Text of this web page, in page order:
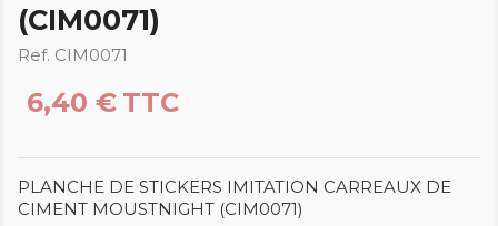
(CIM0071)
Ref. CIM0071
6,40 € TTC
PLANCHE DE STICKERS IMITATION CARREAUX DE
CIMENT MOUSTNIGHT (CIM0071)